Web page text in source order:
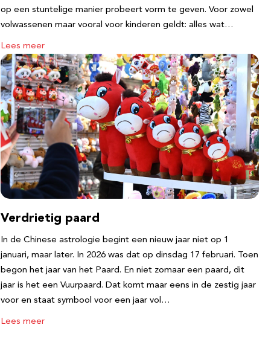
op een stuntelige manier probeert vorm te geven. Voor zowel
volwassenen maar vooral voor kinderen geldt: alles wat…
Lees meer
Verdrietig paard
In de Chinese astrologie begint een nieuw jaar niet op 1
januari, maar later. In 2026 was dat op dinsdag 17 februari. Toen
begon het jaar van het Paard. En niet zomaar een paard, dit
jaar is het een Vuurpaard. Dat komt maar eens in de zestig jaar
voor en staat symbool voor een jaar vol…
Lees meer